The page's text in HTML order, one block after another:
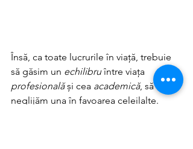
Însă, ca toate lucrurile în viață, trebuie
să găsim un echilibru între viața
profesională și cea academică, să nu
neglijăm una în favoarea celeilalte.